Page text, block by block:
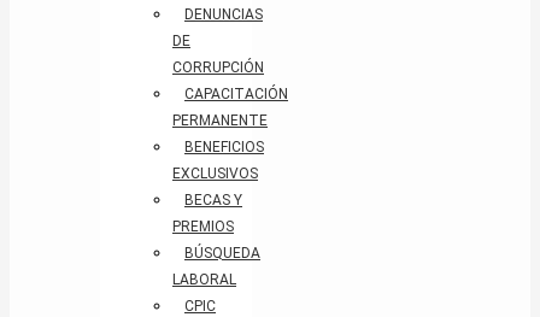
DENUNCIAS
DE
CORRUPCIÓN
CAPACITACIÓN
PERMANENTE
BENEFICIOS
EXCLUSIVOS
BECAS Y
PREMIOS
BÚSQUEDA
LABORAL​
CPIC